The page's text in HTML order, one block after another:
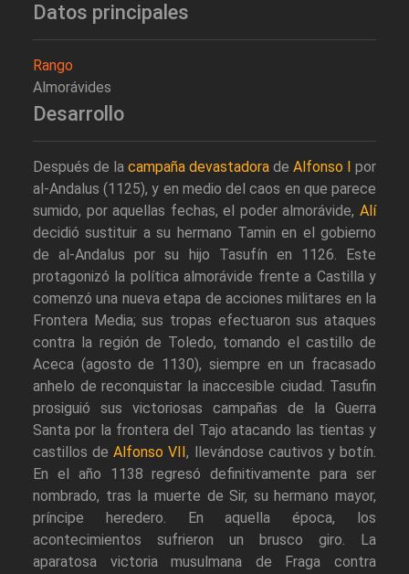
Datos principales
Rango
Almorávides
Desarrollo
Después de la campaña devastadora de Alfonso I
por
al-Andalus (1125), y en medio del caos en que parece
sumido, por aquellas fechas, el poder almorávide, Alí
decidió sustituir a su hermano Tamin en el gobierno
de al-Andalus por su hijo Tasufín en 1126. Este
protagonizó la política almorávide frente a Castilla y
comenzó una nueva etapa de acciones militares en la
Frontera Media; sus tropas efectuaron sus ataques
contra la región de Toledo, tomando el castillo de
Aceca (agosto de 1130), siempre en un fracasado
anhelo de reconquistar la inaccesible ciudad. Tasufin
prosiguió sus victoriosas campañas de la Guerra
Santa por la frontera del Tajo atacando las tientas y
castillos deAlfonso VII, llevándose cautivos y botín.
En el año 1138 regresó definitivamente para ser
nombrado, tras la muerte de Sir, su hermano mayor,
príncipe heredero. En aquella época, los
acontecimientos sufrieron un brusco giro. La
aparatosa victoria musulmana de Fraga contra